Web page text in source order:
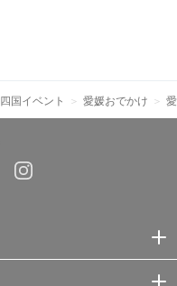
四国イベント 愛媛おでかけ